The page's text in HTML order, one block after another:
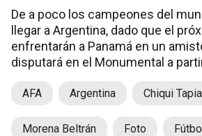
De a poco los campeones del
llegar a Argentina, dado que el
enfrentarán a Panamá en un
disputará en el Monumental a
AFA Argentina Chiqui Tapia
Morena Beltrán Foto